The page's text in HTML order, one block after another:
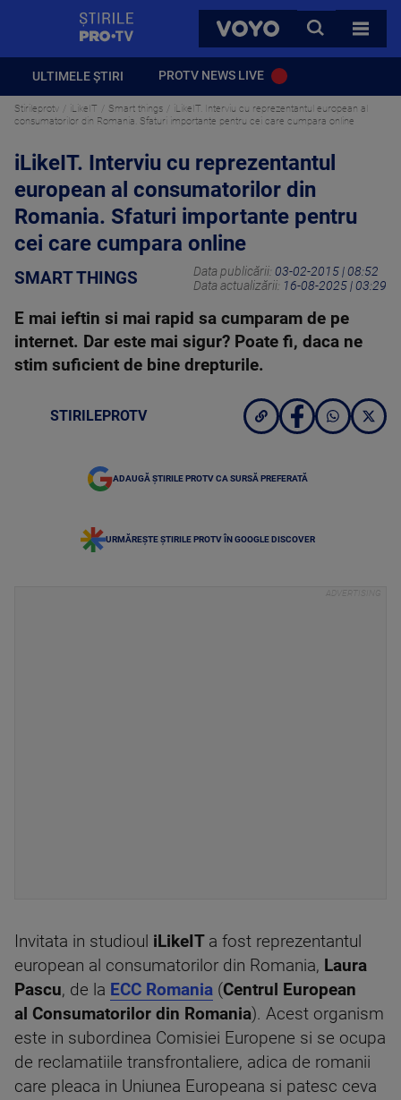
VOYO
CAUTA
TOATE
ULTIMELE ȘTIRI PROTV NEWS LIVE
Stirileprotv iLikeIT Smart things
iLikeIT. Interviu cu reprezentantul european al
consumatorilor din Romania. Sfaturi importante pentru cei care cumpara online
iLikeIT. Interviu cu reprezentantul
european al consumatorilor din
Romania. Sfaturi importante pentru
cei care cumpara online
SMART THINGS Data publicării: 03-02-2015 | 08:52
Data actualizării: 16-08-2025 | 03:29
E mai ieftin si mai rapid sa cumparam de pe
internet. Dar este mai sigur? Poate fi, daca ne
stim suficient de bine drepturile.
STIRILEPROTV
ADAUGĂ ȘTIRILE PROTV CA SURSĂ PREFERATĂ
URMĂREȘTE ȘTIRILE PROTV ÎN GOOGLE DISCOVER
Invitata in studioul iLikeIT a fost reprezentantul
european al consumatorilor din Romania, Laura
Pascu, de la ECC Romania (Centrul European
al Consumatorilor din Romania). Acest organism
este in subordinea Comisiei Europene si se ocupa
de reclamatiile transfrontaliere, adica de romanii
care pleaca in Uniunea Europeana si patesc ceva